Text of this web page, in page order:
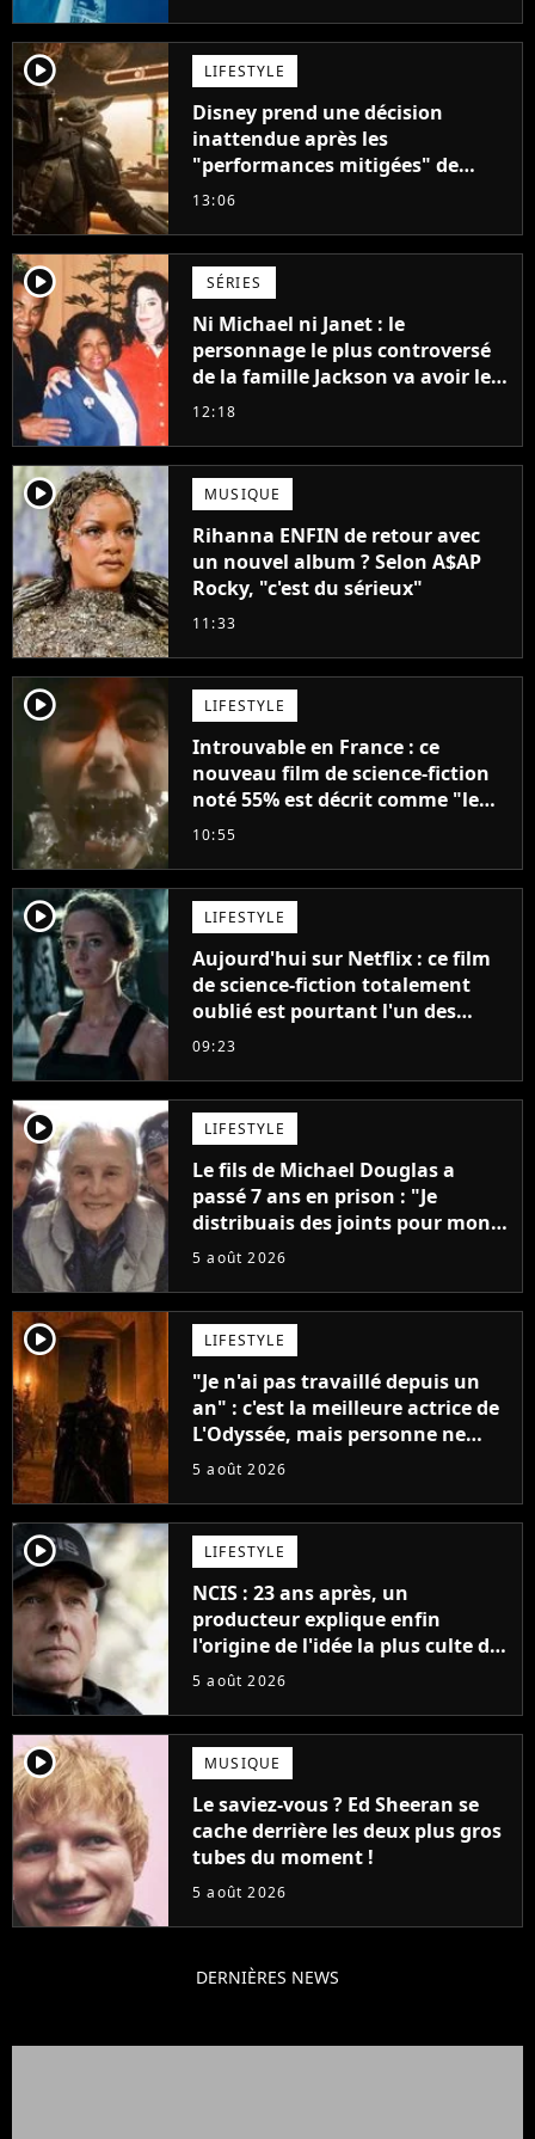
player2 LIFESTYLE
Disney prend une décision
inattendue après les
"performances mitigées" de
Vaiana et The Mandalorian &
13:06
player2 SÉRIES
Ni Michael ni Janet : le
personnage le plus controversé
de la famille Jackson va avoir le
droit à sa propre série
12:18
player2 MUSIQUE
Rihanna ENFIN de retour avec
un nouvel album ? Selon A$AP
Rocky, "c'est du sérieux"
11:33
player2 LIFESTYLE
Introuvable en France : ce
nouveau film de science-fiction
noté 55% est décrit comme "le
plus stupide de l'année"
10:55
player2 LIFESTYLE
Aujourd'hui sur Netflix : ce film
de science-fiction totalement
oublié est pourtant l'un des
meilleurs des années 2010
09:23
player2 LIFESTYLE
Le fils de Michael Douglas a
passé 7 ans en prison : "Je
distribuais des joints pour mon
père"
5 août 2026
player2 LIFESTYLE
"Je n'ai pas travaillé depuis un
an" : c'est la meilleure actrice de
L'Odyssée, mais personne ne
veut lui donner de rôle au
5 août 2026
player2 LIFESTYLE
NCIS : 23 ans après, un
producteur explique enfin
l'origine de l'idée la plus culte de
la série (et on ne parle pas du
5 août 2026
player2 MUSIQUE
Le saviez-vous ? Ed Sheeran se
cache derrière les deux plus gros
tubes du moment !
5 août 2026
DERNIÈRES NEWS